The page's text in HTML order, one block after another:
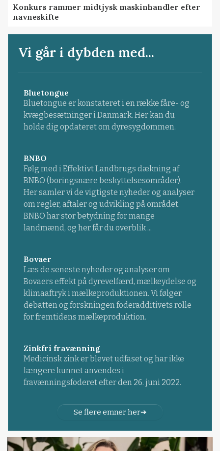
Konkurs rammer midtjysk maskinhandler efter
navneskifte
Vi går i dybden med...
Bluetongue
Bluetongue er konstateret i en række fåre- og
kvægbesætninger i Danmark. Her kan du
holde dig opdateret om dyresygdommen.
BNBO
Følg med i Effektivt Landbrugs dækning af
BNBO (boringsnære beskyttelsesområder).
Her samler vi de vigtigste nyheder og analyser
om regler, aftaler og udvikling på området.
BNBO har stor betydning for mange
landmænd, og her får du overblik ...
Bovaer
Læs de seneste nyheder og analyser om
Bovaers effekt på dyrevelfærd, mælkeydelse og
klimaaftryk i mælkeproduktionen. Vi følger
debatten og forskningen foderadditivets rolle
for fremtidens mælkeproduktion.
Zinkfri fravænning
Medicinsk zink er blevet udfaset og har ikke
længere kunnet anvendes i
fravænningsfoderet efter den 26. juni 2022.
Se flere emner her